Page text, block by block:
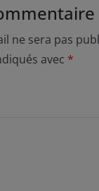
ne sera pas
avec *